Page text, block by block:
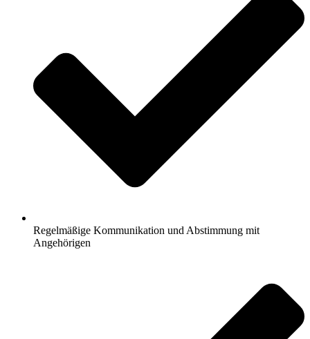
Regelmäßige Kommunikation und Abstimmung mit
Angehörigen